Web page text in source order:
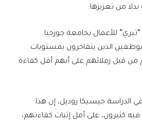
من تعزيزها.
“تيري” للأعمال بجامعة جورجيا
الذين يتفاخرون بمستويات
من قبل زملائهم على أنهم أقل كفاءة
الدراسة جيسيكا روديل، إن هذا
كثيرون، على أمل إثبات كفاءتهم،